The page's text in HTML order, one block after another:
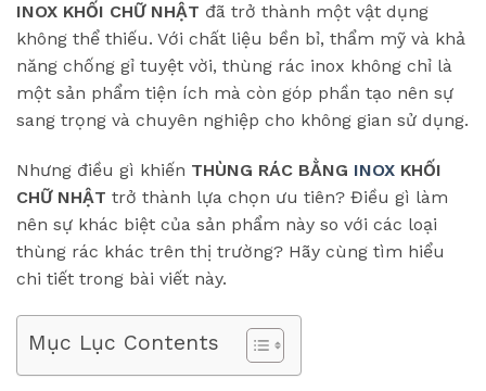
INOX KHỐI CHỮ NHẬT đã trở thành một vật dụng
không thể thiếu. Với chất liệu bền bỉ, thẩm mỹ và khả
năng chống gỉ tuyệt vời, thùng rác inox không chỉ là
một sản phẩm tiện ích mà còn góp phần tạo nên sự
sang trọng và chuyên nghiệp cho không gian sử dụng.
Nhưng điều gì khiến THÙNG RÁC BẰNG INOX KHỐI
CHỮ NHẬT trở thành lựa chọn ưu tiên? Điều gì làm
nên sự khác biệt của sản phẩm này so với các loại
thùng rác khác trên thị trường? Hãy cùng tìm hiểu
chi tiết trong bài viết này.
Mục Lục Contents